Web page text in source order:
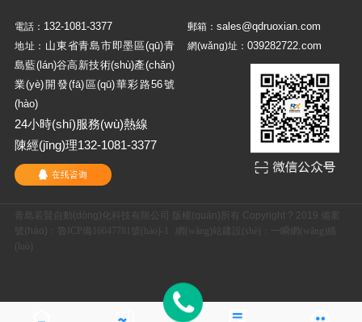
電話： 132-1081-3377
地址： 山東省青島市即墨區(qū)青
島藍(lán)谷高新技術(shù)產(chǎn)
業(yè)開發(fā)區(qū)華彩路56號
(hào)
24小時(shí)服務(wù)熱線
陳經(jīng)理132-1081-3377
郵箱：sales@qdruoxian.com
網(wǎng)址：039282722.com
青島若賢自動(dòng)化科技有限公司 版權(quán)所有 Copyright ? 2019 備案
號(hào)：
魯ICP備16047781號(hào)-1 網(wǎng)站建設(shè)
一瞬網(wǎng)絡
(luò)